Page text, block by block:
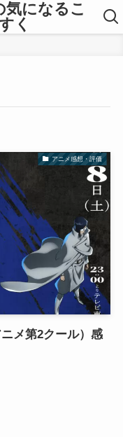
気になるこ
く
アニメ感想・評価
メ第2クール）感